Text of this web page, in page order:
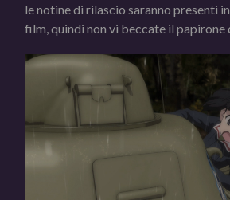
le notine di rilascio saranno presenti
film, quindi non vi beccate il papirone